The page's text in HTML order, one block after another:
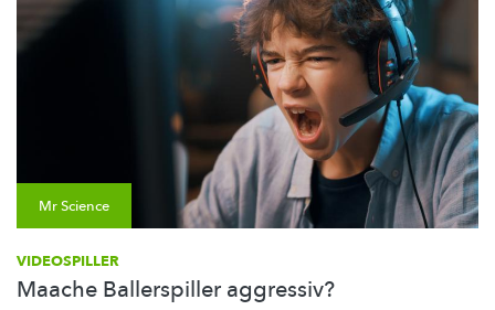
Mr Science
VIDEOSPILLER
Maache Ballerspiller aggressiv?